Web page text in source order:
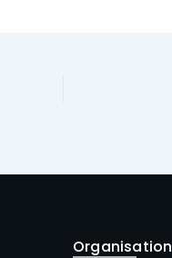
Organisation